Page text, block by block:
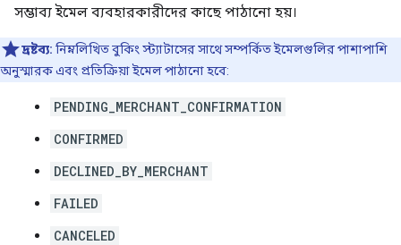
সম্ভাব্য ইমেল ব্যবহারকারীদের কাছে পাঠানো হয়।
দ্রষ্টব্য: নিম্নলিখিত বুকিং স্ট্যাটাসের সাথে সম্পর্কিত ইমেলগুলির পাশাপাশি
অনুস্মারক এবং প্রতিক্রিয়া ইমেল পাঠানো হবে:
PENDING_MERCHANT_CONFIRMATION
CONFIRMED
DECLINED_BY_MERCHANT
FAILED
CANCELED